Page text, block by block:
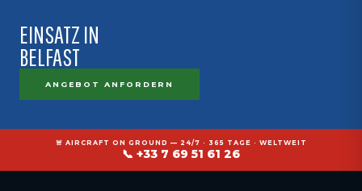
EINSATZ IN
BELFAST
ANGEBOT ANFORDERN
🚨 AIRCRAFT ON GROUND — 24/7 · 365 TAGE · WELTWEIT
📞 +33 7 69 51 61 26